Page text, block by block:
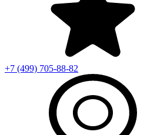
+7 (499) 705-88-82